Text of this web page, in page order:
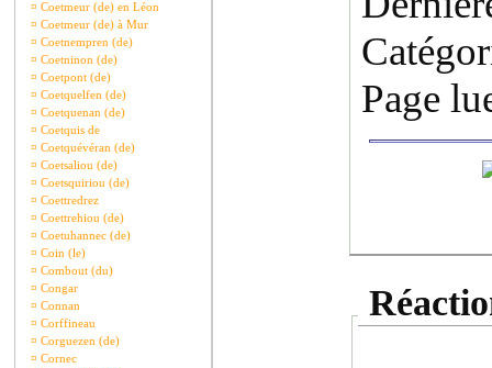
¤ Coetmeur (de) en Léon
¤ Coetmeur (de) à Mur
¤ Coetnempren (de)
¤ Coetninon (de)
¤ Coetpont (de)
¤ Coetquelfen (de)
¤ Coetquenan (de)
¤ Coetquis de
¤ Coetquévéran (de)
¤ Coetsaliou (de)
¤ Coetsquiriou (de)
¤ Coettredrez
¤ Coettrehiou (de)
¤ Coetuhannec (de)
¤ Coin (le)
¤ Combout (du)
¤ Congar
¤ Connan
¤ Corffineau
¤ Corguezen (de)
¤ Cornec
Page